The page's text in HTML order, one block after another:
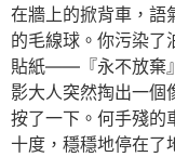
在牆上的掀背車，語
的毛線球。你污染了
貼紙——『永不放棄
影大人突然掏出一個
按了一下。何手殘的
十度，穩穩地停在了